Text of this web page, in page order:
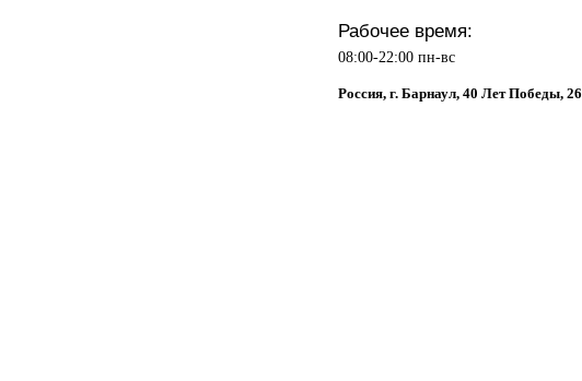
Рабочее время:
08:00-22:00 пн-вс
Россия, г. Барнаул, 40 Лет Победы, 26